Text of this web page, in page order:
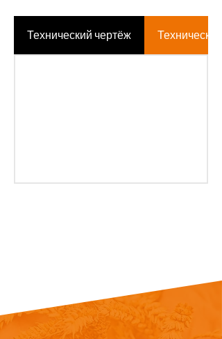
Технический чертёж Техническая